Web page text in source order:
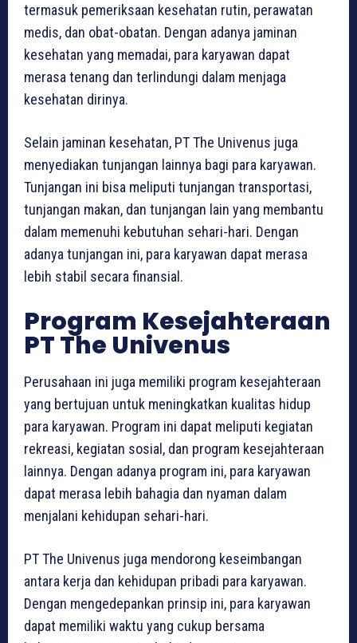
termasuk pemeriksaan kesehatan rutin, perawatan
medis, dan obat-obatan. Dengan adanya jaminan
kesehatan yang memadai, para karyawan dapat
merasa tenang dan terlindungi dalam menjaga
kesehatan dirinya.
Selain jaminan kesehatan, PT The Univenus juga
menyediakan tunjangan lainnya bagi para karyawan.
Tunjangan ini bisa meliputi tunjangan transportasi,
tunjangan makan, dan tunjangan lain yang membantu
dalam memenuhi kebutuhan sehari-hari. Dengan
adanya tunjangan ini, para karyawan dapat merasa
lebih stabil secara finansial.
Program Kesejahteraan
PT The Univenus
Perusahaan ini juga memiliki program kesejahteraan
yang bertujuan untuk meningkatkan kualitas hidup
para karyawan. Program ini dapat meliputi kegiatan
rekreasi, kegiatan sosial, dan program kesejahteraan
lainnya. Dengan adanya program ini, para karyawan
dapat merasa lebih bahagia dan nyaman dalam
menjalani kehidupan sehari-hari.
PT The Univenus juga mendorong keseimbangan
antara kerja dan kehidupan pribadi para karyawan.
Dengan mengedepankan prinsip ini, para karyawan
dapat memiliki waktu yang cukup bersama